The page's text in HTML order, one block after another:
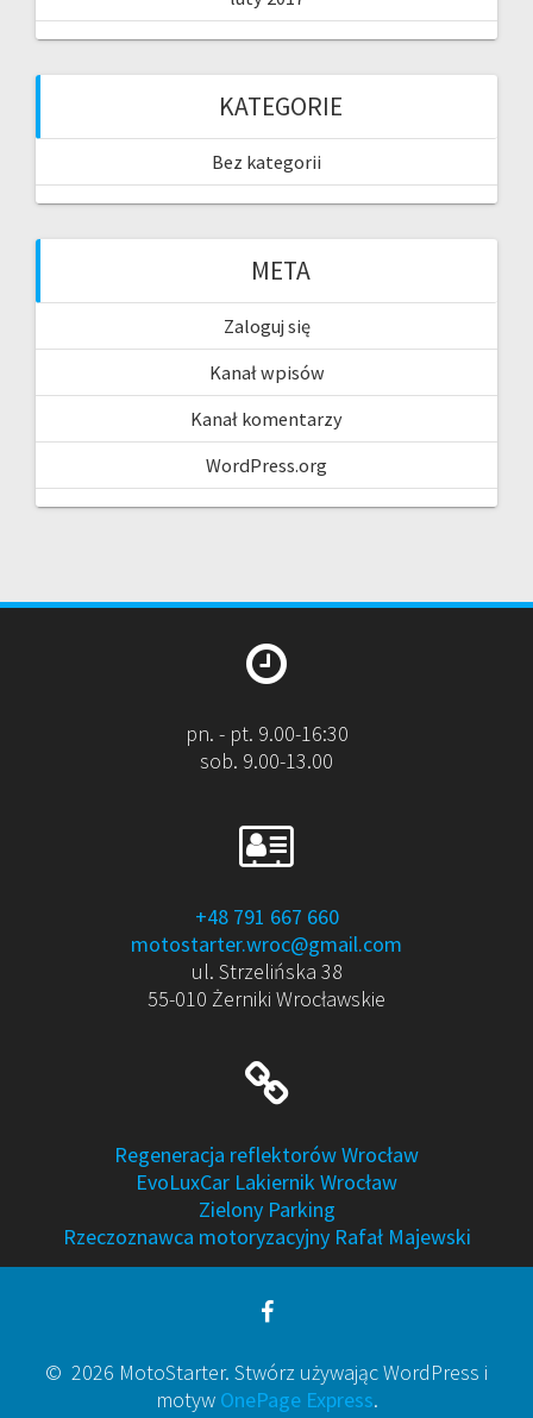
KATEGORIE
Bez kategorii
META
Zaloguj się
Kanał wpisów
Kanał komentarzy
WordPress.org
pn. - pt. 9.00-16:30
sob. 9.00-13.00
+48 791 667 660
motostarter.wroc@gmail.com
ul. Strzelińska 38
55-010 Żerniki Wrocławskie
Regeneracja reflektorów Wrocław
EvoLuxCar Lakiernik Wrocław
Zielony Parking
Rzeczoznawca motoryzacyjny Rafał Majewski
© 2026 MotoStarter. Stwórz używając WordPress i
motyw OnePage Express.